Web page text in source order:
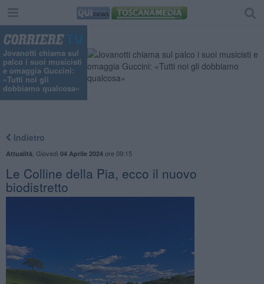
Jovanotti chiama sul
palco i suoi musicisti
e omaggia Guccini:
«Tutti noi gli
dobbiamo qualcosa»
Indietro
Attualità Giovedì 04 Aprile 2024ore 09:15
Le Colline della Pia, ecco il nuovo
biodistretto